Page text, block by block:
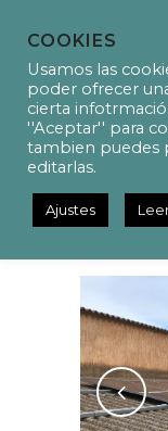
P20002
el Hotel
COOKIES
Usamos las
poder ofrecer
cierta
''Aceptar'' para
tambien puedes
editarlas.
Ajustes